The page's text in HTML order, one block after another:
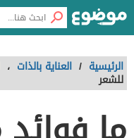
الرئيسية / العناية بالذات ،
للشعر